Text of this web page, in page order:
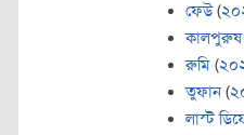
ফেউ(
কালপুরুষ
রুমি (
তুফান (
লাস্ট